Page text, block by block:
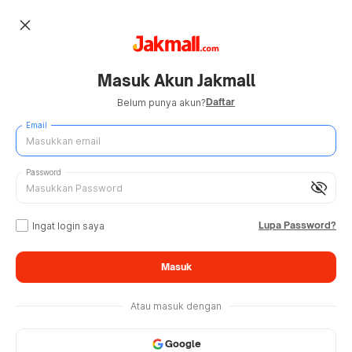
close
Masuk Akun Jakmall
Belum punya akun?Daftar
Email
visibility_off
Password
Ingat login saya Lupa Password?
Masuk
Atau masuk dengan
Google